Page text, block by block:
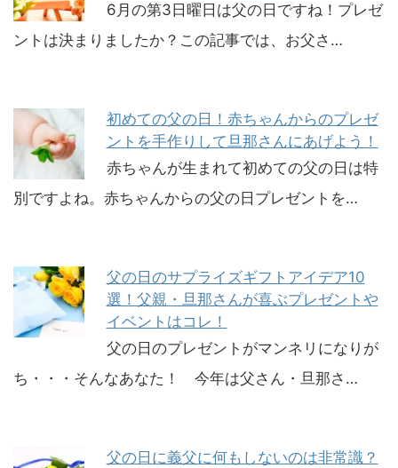
6月の第3日曜日は父の日ですね！プレゼ
ントは決まりましたか？この記事では、お父さ…
初めての父の日！赤ちゃんからのプレゼ
ントを手作りして旦那さんにあげよう！
赤ちゃんが生まれて初めての父の日は特
別ですよね。赤ちゃんからの父の日プレゼントを…
父の日のサプライズギフトアイデア10
選！父親・旦那さんが喜ぶプレゼントや
イベントはコレ！
父の日のプレゼントがマンネリになりが
ち・・・そんなあなた！ 今年は父さん・旦那さ…
父の日に義父に何もしないのは非常識？